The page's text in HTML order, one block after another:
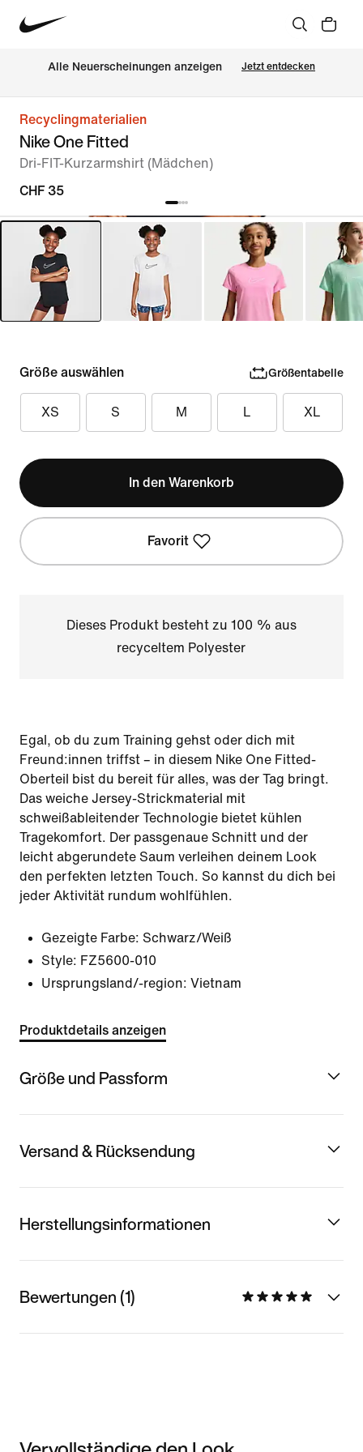
Alle Neuerscheinungen anzeigen Jetzt entdecken
Recyclingmaterialien
Nike One Fitted
Dri-FIT-Kurzarmshirt (Mädchen)
CHF 35
Größe auswählen Größentabelle
XS S M L XL
In den Warenkorb
Favorit
Dieses Produkt besteht zu 100 % aus
recyceltem Polyester
Egal, ob du zum Training gehst oder dich mit
Freund:innen triffst – in diesem Nike One Fitted-
Oberteil bist du bereit für alles, was der Tag bringt.
Das weiche Jersey-Strickmaterial mit
schweißableitender Technologie bietet kühlen
Tragekomfort. Der passgenaue Schnitt und der
leicht abgerundete Saum verleihen deinem Look
den perfekten letzten Touch. So kannst du dich bei
jeder Aktivität rundum wohlfühlen.
Gezeigte Farbe: Schwarz/Weiß
Style: FZ5600-010
Ursprungsland/-region: Vietnam
Produktdetails anzeigen
Größe und Passform
Versand & Rücksendung
Herstellungsinformationen
Bewertungen (1)